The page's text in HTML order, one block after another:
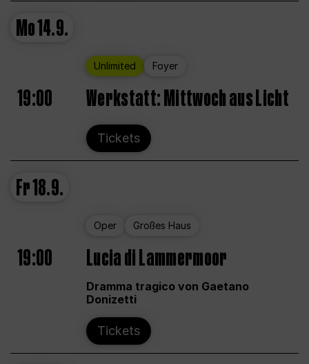
Mo14.9.
Unlimited Foyer
19:00 Werkstatt: Mittwoch aus Licht
Tickets
Fr18.9.
Oper Großes Haus
19:00 Lucia di Lammermoor
Dramma tragico von Gaetano
Donizetti
Tickets